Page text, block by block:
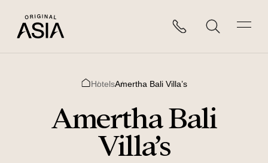
HotelsAmertha Bali Villa’s
Amertha Bali
Villa’s